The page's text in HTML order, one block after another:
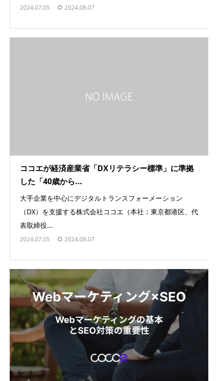
2024.07.05 2024.08.07
ココエが経済産業省「DXリテラシー標準」に準拠
した「40歳から...
大手企業を中心にデジタルトランスフォーメーション
（DX）を支援する株式会社ココエ（本社：東京都港区、代
表取締役...
2024.07.05 2024.08.07